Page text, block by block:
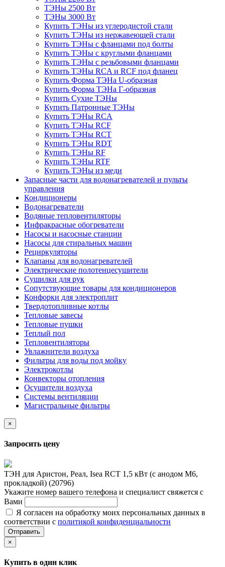
ТЭНы 2500 Вт
ТЭНы 3000 Вт
Купить ТЭНы из углеродистой стали
Купить ТЭНы из нержавеющей стали
Купить ТЭНы с фланцами под болты
Купить ТЭНы с круглыми фланцами
Купить ТЭНы с резьбовыми фланцами
Купить ТЭНы RCA и RCF под фланец
Купить Форма ТЭНа U-образная
Купить Форма ТЭНа Г-образная
Купить Сухие ТЭНы
Купить Патронные ТЭНы
Купить ТЭНы RCA
Купить ТЭНы RCF
Купить ТЭНы RCT
Купить ТЭНы RDT
Купить ТЭНы RF
Купить ТЭНы RTF
Купить ТЭНы из меди
Запасные части для водонагревателей и пульты
управления
Кондиционеры
Водонагреватели
Водяные тепловентиляторы
Инфракрасные обогреватели
Насосы и насосные станции
Насосы для стиральных машин
Рециркуляторы
Клапаны для водонагревателей
Электрические полотенцесушители
Сушилки для рук
Сопутствующие товары для кондиционеров
Конфорки для электроплит
Твердотопливные котлы
Тепловые завесы
Тепловые пушки
Теплый пол
Тепловентиляторы
Увлажнители воздуха
Фильтры для воды под мойку
Электрокотлы
Конвекторы отопления
Осушители воздуха
Системы вентиляции
Магистральные фильтры
×
Запросить цену
ТЭН для Аристон, Реал, Isea RCT 1,5 кВт (с анодом М6,
прокладкой) (20796)
Укажите номер вашего телефона и специалист свяжется с
Вами
Я согласен на обработку моих персональных данных в
соответствии с политикой конфиденциальности
Отправить
×
Купить в один клик